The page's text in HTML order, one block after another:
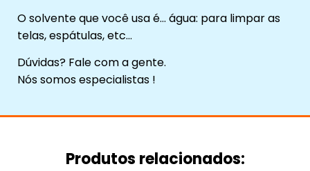
O solvente que você usa é… água: para limpar as
telas, espátulas, etc…
Dúvidas? Fale com a gente.
Nós somos especialistas !
Produtos relacionados: